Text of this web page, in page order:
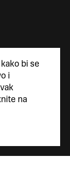
kako bi se
i
na